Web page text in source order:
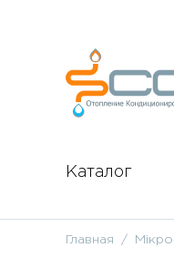
Каталог
Главная